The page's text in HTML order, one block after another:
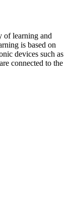
of learning and
is based on
devices such as
connected to the